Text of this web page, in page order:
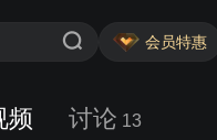
会员特惠
频 讨论 13